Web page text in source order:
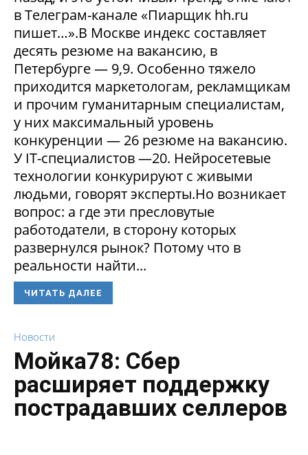
в Телеграм-канале «Пиарщик hh.ru
пишет…».В Москве индекс составляет
десять резюме на вакансию, в
Петербурге — 9,9. Особенно тяжело
приходится маркетологам, рекламщикам
и прочим гуманитарным специалистам,
у них максимальный уровень
конкуренции — 26 резюме на вакансию.
У IT-специалистов —20. Нейросетевые
технологии конкурируют с живыми
людьми, говорят эксперты.Но возникает
вопрос: а где эти пресловутые
работодатели, в сторону которых
развернулся рынок? Потому что в
реальности найти...
ЧИТАТЬ ДАЛЕЕ
Новости
Мойка78: Сбер
расширяет поддержку
пострадавших селлеров